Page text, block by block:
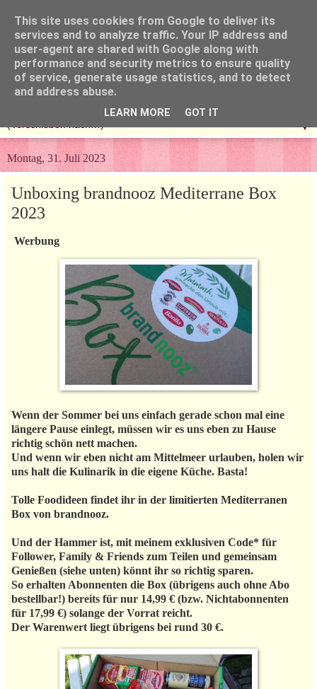
▼
Montag, 31. Juli 2023
Unboxing brandnooz Mediterrane Box
2023
Werbung
Wenn der Sommer bei uns einfach gerade schon mal eine
längere Pause einlegt, müssen wir es uns eben zu Hause
richtig schön nett machen.
Und wenn wir eben nicht am Mittelmeer urlauben, holen wir
uns halt die Kulinarik in die eigene Küche. Basta!
Tolle Foodideen findet ihr in der limitierten Mediterranen
Box von brandnooz.
Und der Hammer ist, mit meinem exklusiven Code* für
Follower, Family & Friends zum Teilen und gemeinsam
Genießen (siehe unten) könnt ihr so richtig sparen.
So erhalten Abonnenten die Box (übrigens auch ohne Abo
bestellbar!) bereits für nur 14,99 € (bzw. Nichtabonnenten
für 17,99 €) solange der Vorrat reicht.
Der Warenwert liegt übrigens bei rund 30 €.
This site uses cookies from Google to deliver its
services and to analyze traffic. Your IP address and
user-agent are shared with Google along with
performance and security metrics to ensure quality
of service, generate usage statistics, and to detect
and address abuse.
LEARN MORE GOT IT